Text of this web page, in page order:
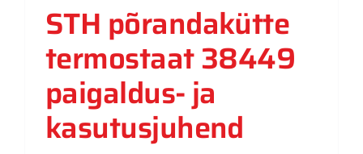
STH põrandakütte
termostaat 38449
paigaldus- ja
kasutusjuhend